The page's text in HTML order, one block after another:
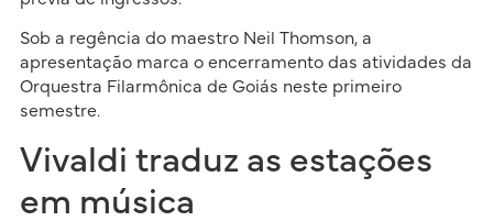
Sob a regência do maestro Neil Thomson, a
apresentação marca o encerramento das atividades da
Orquestra Filarmônica de Goiás neste primeiro
semestre.
Vivaldi traduz as estações
em música